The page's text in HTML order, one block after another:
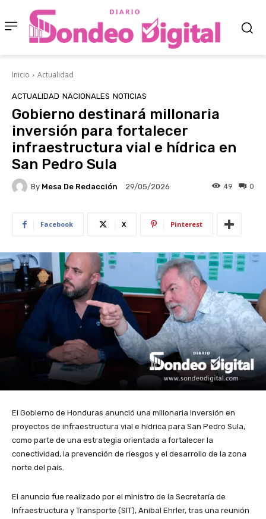
Inicio Actualidad
ACTUALIDAD NACIONALES NOTICIAS
Gobierno destinará millonaria
inversión para fortalecer
infraestructura vial e hídrica en
San Pedro Sula
By Mesa De Redacción 29/05/2026 0
49
Facebook X Pinterest
El Gobierno de Honduras anunció una millonaria inversión en
proyectos de infraestructura vial e hídrica para San Pedro Sula,
como parte de una estrategia orientada a fortalecer la
conectividad, la prevención de riesgos y el desarrollo de la zona
norte del país.
El anuncio fue realizado por el ministro de la Secretaría de
Infraestructura y Transporte (SIT), Aníbal Ehrler, tras una reunión